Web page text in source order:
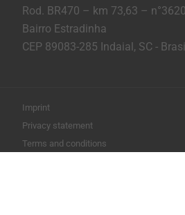
Rod. BR470 – km 73,63 –
Bairro Estradinha
CEP 89083-285 Indaial, SC -
Imprint
Privacy statement
Terms and conditions